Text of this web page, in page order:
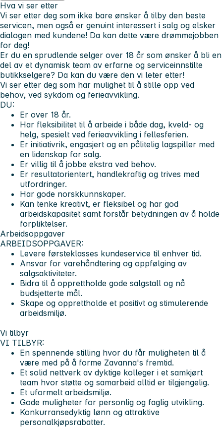
Hva vi ser etter
Vi ser etter deg som ikke bare ønsker å tilby den beste
servicen, men også er genuint interessert i salg og elsker
dialogen med kundene! Da kan dette være drømmejobben
for deg!
Er du en sprudlende selger over 18 år som ønsker å bli en
del av et dynamisk team av erfarne og serviceinnstilte
butikkselgere? Da kan du være den vi leter etter!
Vi ser etter deg som har mulighet til å stille opp ved
behov, ved sykdom og ferieavvikling.
DU:
Er over 18 år.
Har fleksibilitet til å arbeide i både dag, kveld- og
helg, spesielt ved ferieavvikling i fellesferien.
Er initiativrik, engasjert og en pålitelig lagspiller med
en lidenskap for salg.
Er villig til å jobbe ekstra ved behov.
Er resultatorientert, handlekraftig og trives med
utfordringer.
Har gode norskkunnskaper.
Kan tenke kreativt, er fleksibel og har god
arbeidskapasitet samt forstår betydningen av å holde
forpliktelser.
Arbeidsoppgaver
ARBEIDSOPPGAVER:
Levere førsteklasses kundeservice til enhver tid.
Ansvar for varehåndtering og oppfølging av
salgsaktiviteter.
Bidra til å opprettholde gode salgstall og nå
budsjetterte mål.
Skape og opprettholde et positivt og stimulerende
arbeidsmiljø.
Vi tilbyr
VI TILBYR:
En spennende stilling hvor du får muligheten til å
være med på å forme Zavanna's fremtid.
Et solid nettverk av dyktige kolleger i et samkjørt
team hvor støtte og samarbeid alltid er tilgjengelig.
Et uformelt arbeidsmiljø.
Gode muligheter for personlig og faglig utvikling.
Konkurransedyktig lønn og attraktive
personalkjøpsrabatter.